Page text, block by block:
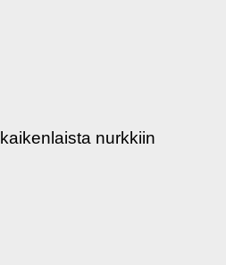
kaikenlaista nurkkiin